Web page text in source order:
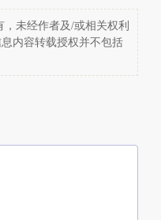
未经作者及/或相关权利
内容转载授权并不包括